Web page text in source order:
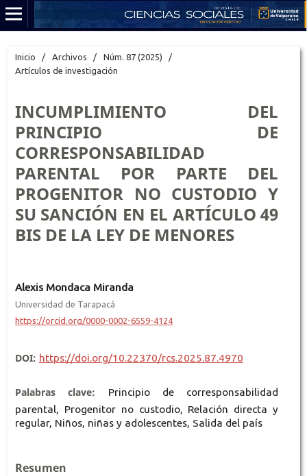
Inicio / Archivos / Núm. 87 (2025)
/
Artículos de investigación
INCUMPLIMIENTO DEL
PRINCIPIO DE
CORRESPONSABILIDAD
PARENTAL POR PARTE DEL
PROGENITOR NO CUSTODIO Y
SU SANCIÓN EN EL ARTÍCULO 49
BIS DE LA LEY DE MENORES
Alexis Mondaca Miranda
Universidad de Tarapacá
https://orcid.org/0000-0002-6559-4124
DOI: https://doi.org/10.22370/rcs.2025.87.4970
Palabras clave:
Principio de corresponsabilidad
parental, Progenitor no custodio, Relación directa y
regular, Niños, niñas y adolescentes, Salida del país
Resumen